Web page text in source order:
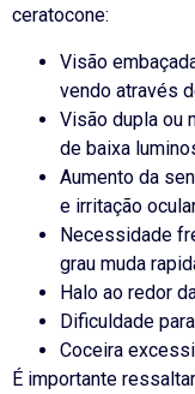
ceratocone:
Visão
vendo através
Visão dupla ou
de baixa
Aumento da
e irritação
Necessidade
grau muda
Halo ao redor
Dificuldade
Coceira
É importante